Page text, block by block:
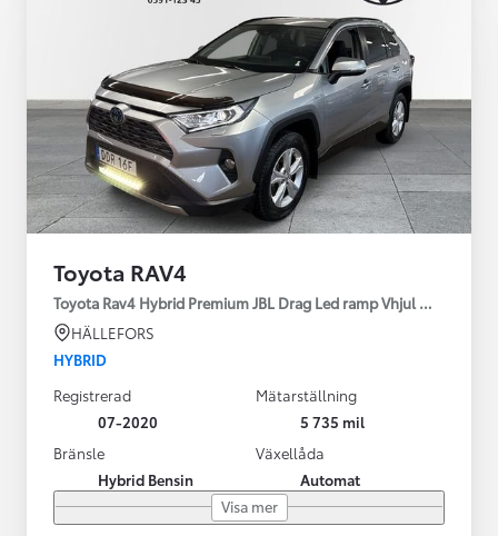
Toyota RAV4
Toyota Rav4 Hybrid Premium JBL Drag Led ramp Vhjul motorv
HÄLLEFORS
HYBRID
Registrerad
07-2020
Mätarställning
5 735 mil
Bränsle
Hybrid Bensin
Växellåda
Automat
Visa mer